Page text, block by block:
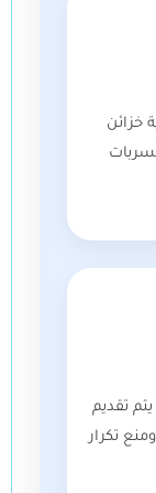
خزائن
تقديم
تكرار